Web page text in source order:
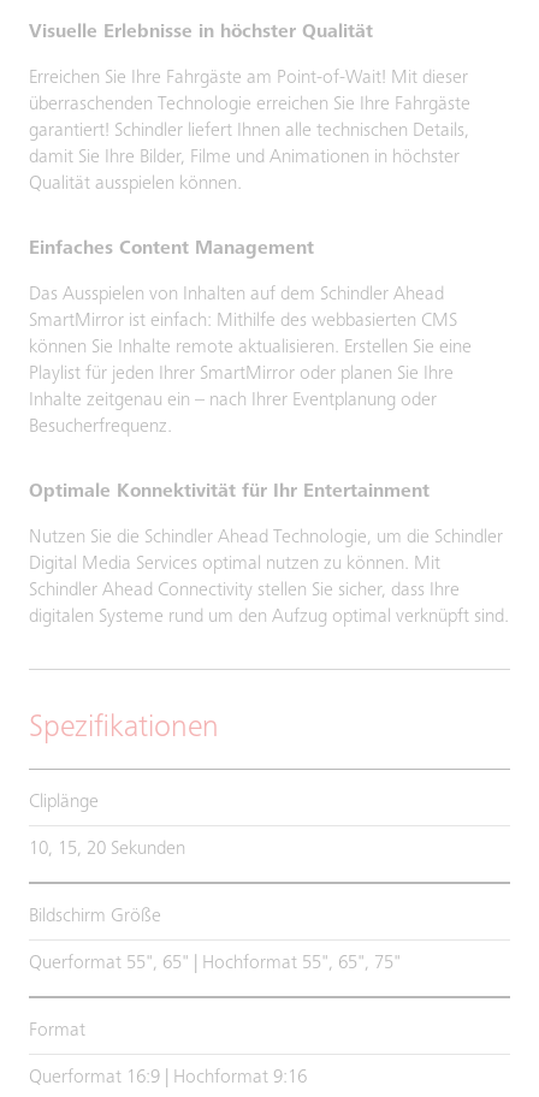
Visuelle Erlebnisse in höchster Qualität
Erreichen Sie Ihre Fahrgäste am Point-of-Wait! Mit dieser
überraschenden Technologie erreichen Sie Ihre Fahrgäste
garantiert! Schindler liefert Ihnen alle technischen Details,
damit Sie Ihre Bilder, Filme und Animationen in höchster
Qualität ausspielen können.
Einfaches Content Management
Das Ausspielen von Inhalten auf dem Schindler Ahead
SmartMirror ist einfach: Mithilfe des webbasierten CMS
können Sie Inhalte remote aktualisieren. Erstellen Sie eine
Playlist für jeden Ihrer SmartMirror oder planen Sie Ihre
Inhalte zeitgenau ein – nach Ihrer Eventplanung oder
Besucherfrequenz.
Optimale Konnektivität für Ihr Entertainment
Nutzen Sie die Schindler Ahead Technologie, um die Schindler
Digital Media Services optimal nutzen zu können. Mit
Schindler Ahead Connectivity stellen Sie sicher, dass Ihre
digitalen Systeme rund um den Aufzug optimal verknüpft sind.
Spezifikationen
Cliplänge
10, 15, 20 Sekunden
Bildschirm Größe
Querformat 55", 65" | Hochformat 55", 65", 75"
Format
Querformat 16:9 | Hochformat 9:16